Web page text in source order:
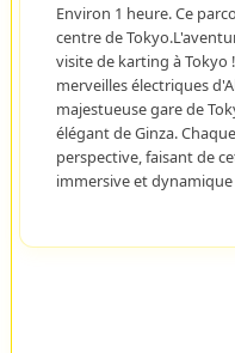
Environ 1 heure. Ce
centre de
visite de karting à Tokyo
merveilles électriques
majestueuse gare de
élégant de Ginza.
perspective, faisant de
immersive et